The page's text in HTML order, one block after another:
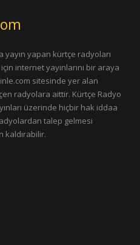
yapan kürtçe radyoları
internet yayınlarını bir araya
sitesinde yer alan
radyolara aittir. Kürtçe Radyo
üzerinde hiçbir hak iddaa
talep gelmesi
kaldırabilir.